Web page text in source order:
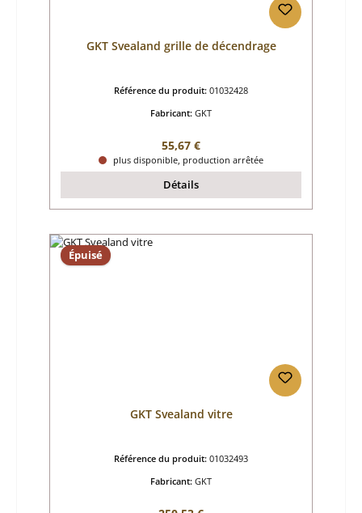
GKT Svealand grille de décendrage
Référence du produit: 01032428
Fabricant: GKT
Prix régulier :
55,67 €
plus disponible, production arrêtée
Détails
Épuisé
GKT Svealand vitre
Référence du produit: 01032493
Fabricant: GKT